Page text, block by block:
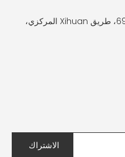
العنوان: متجر 66، الطابق 3، رقم 69، طريق Xihuan المركزي،
الاشتراك